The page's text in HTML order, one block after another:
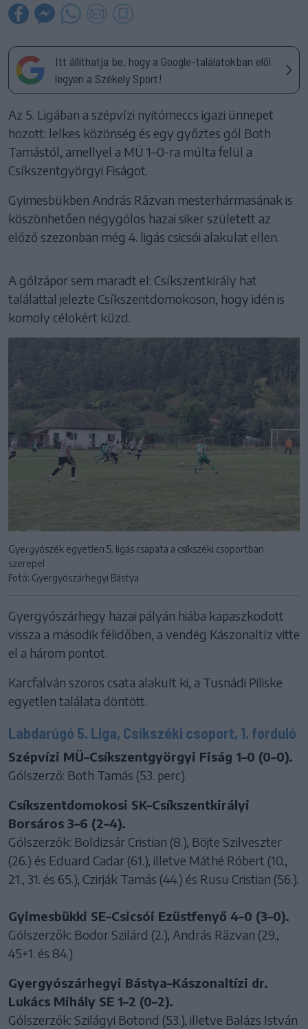
Itt állíthatja be, hogy a Google-találatokban elöl
legyen a Székely Sport!
Az 5. Ligában a szépvízi nyitómeccs igazi ünnepet
hozott: lelkes közönség és egy győztes gól Both
Tamástól, amellyel a MÜ 1–0-ra múlta felül a
Csíkszentgyörgyi Fiságot.
Gyimesbükben András Răzvan mesterhármasának is
köszönhetően négygólos hazai siker született az
előző szezonban még 4. ligás csicsói alakulat ellen.
A gólzápor sem maradt el: Csíkszentkirály hat
találattal jelezte Csíkszentdomokoson, hogy idén is
komoly célokért küzd.
Gyergyószék egyetlen 5. ligás csapata a csíkszéki csoportban
szerepel
Fotó: Gyergyószárhegyi Bástya
Gyergyószárhegy hazai pályán hiába kapaszkodott
vissza a második félidőben, a vendég Kászonaltíz vitte
el a három pontot.
Karcfalván szoros csata alakult ki, a Tusnádi Piliske
egyetlen találata döntött.
Labdarúgó 5. Liga, Csíkszéki csoport, 1. forduló
Szépvízi MÜ–Csíkszentgyörgyi Fiság 1–0 (0–0).
Gólszerző: Both Tamás (53. perc).
Csíkszentdomokosi SK–Csíkszentkirályi
Borsáros 3–6 (2–4).
Gólszerzők: Boldizsár Cristian (8.), Böjte Szilveszter
(26.) és Eduard Cadar (61.), illetve Máthé Róbert (10.,
21., 31. és 65.), Czirják Tamás (44.) és Rusu Cristian (56.).
Gyimesbükki SE–Csicsói Ezüstfenyő 4–0 (3–0).
Gólszerzők: Bodor Szilárd (2.), András Răzvan (29.,
45+1. és 84.).
Gyergyószárhegyi Bástya–Kászonaltízi dr.
Lukács Mihály SE 1–2 (0–2).
Gólszerzők: Szilágyi Botond (53.), illetve Balázs István